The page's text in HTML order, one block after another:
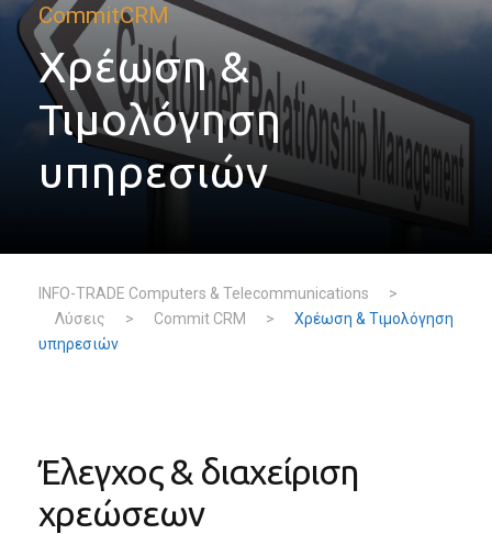
CommitCRM
Χρέωση &
Τιμολόγηση
υπηρεσιών
INFO-TRADE Computers & Telecommunications
>
Λύσεις
> Commit CRM >
Χρέωση & Τιμολόγηση
υπηρεσιών
Έλεγχος & διαχείριση
χρεώσεων